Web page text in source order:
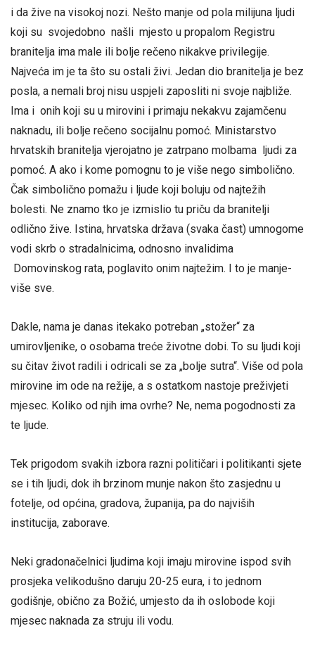
i da žive na visokoj nozi. Nešto manje od pola milijuna ljudi
koji su svojedobno našli mjesto u propalom Registru
branitelja ima male ili bolje rečeno nikakve privilegije.
Najveća im je ta što su ostali živi. Jedan dio branitelja je bez
posla, a nemali broj nisu uspjeli zaposliti ni svoje najbliže.
Ima i onih koji su u mirovini i primaju nekakvu zajamčenu
naknadu, ili bolje rečeno socijalnu pomoć. Ministarstvo
hrvatskih branitelja vjerojatno je zatrpano molbama ljudi za
pomoć. A ako i kome pomognu to je više nego simbolično.
Čak simbolično pomažu i ljude koji boluju od najtežih
bolesti. Ne znamo tko je izmislio tu priču da branitelji
odlično žive. Istina, hrvatska država (svaka čast) umnogome
vodi skrb o stradalnicima, odnosno invalidima
Domovinskog rata, poglavito onim najtežim. I to je manje-
više sve.
Dakle, nama je danas itekako potreban „stožer“ za
umirovljenike, o osobama treće životne dobi. To su ljudi koji
su čitav život radili i odricali se za „bolje sutra“. Više od pola
mirovine im ode na režije, a s ostatkom nastoje preživjeti
mjesec. Koliko od njih ima ovrhe? Ne, nema pogodnosti za
te ljude.
Tek prigodom svakih izbora razni političari i politikanti sjete
se i tih ljudi, dok ih brzinom munje nakon što zasjednu u
fotelje, od općina, gradova, županija, pa do najviših
institucija, zaborave.
Neki gradonačelnici ljudima koji imaju mirovine ispod svih
prosjeka velikodušno daruju 20-25 eura, i to jednom
godišnje, obično za Božić, umjesto da ih oslobode koji
mjesec naknada za struju ili vodu.